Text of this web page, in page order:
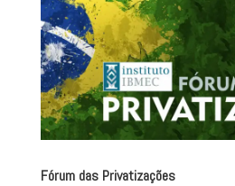
Fórum das Privatizações